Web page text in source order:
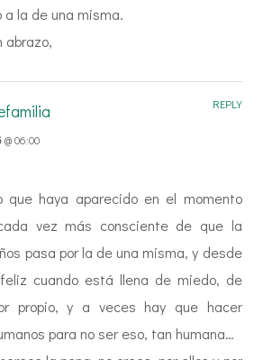
a la de una misma.
abrazo,
@ 06:00
que haya aparecido en el momento
vez más consciente de que la
pasa por la de una misma, y desde
cuando está llena de miedo, de
propio, y a veces hay que hacer
para no ser eso, tan humana…
REPLY